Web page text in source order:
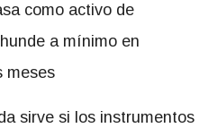
sirve si los instrumentos